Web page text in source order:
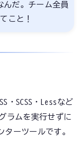
んだ。チーム全員
こと！
・SCSS・Lessなど
ラムを実行せずに
ターツールです。